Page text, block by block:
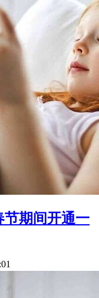
节期间开通一